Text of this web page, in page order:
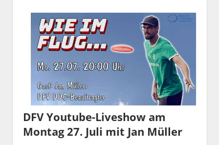
DFV Youtube-Liveshow am
Montag 27. Juli mit Jan Müller